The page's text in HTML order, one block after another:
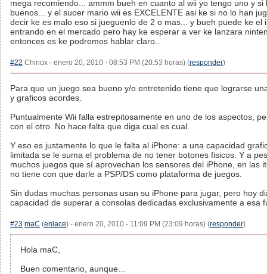
mega recomiendo... ammm bueh en cuanto al wii yo tengo uno y si
buenos... y el suoer mario wii es EXCELENTE asi ke si no lo han
decir ke es malo eso si jueguenlo de 2 o mas... y bueh puede ke el
entrando en el mercado pero hay ke esperar a ver ke lanzara
entonces es ke podremos hablar claro..
#22 Chinox - enero 20, 2010 - 08:53 PM (20:53 horas) (responder)
Para que un juego sea bueno y/o entretenido tiene que lograrse
y graficos acordes.
Puntualmente Wii falla estrepitosamente en uno de los aspectos,
con el otro. No hace falta que diga cual es cual.
Y eso es justamente lo que le falta al iPhone: a una capacidad
limitada se le suma el problema de no tener botones fisicos. Y a
muchos juegos que sí aprovechan los sensores del iPhone, en las
no tiene con que darle a PSP/DS como plataforma de juegos.
Sin dudas muchas personas usan su iPhone para jugar, pero hoy
capacidad de superar a consolas dedicadas exclusivamente a esa
#23 maC (enlace) - enero 20, 2010 - 11:09 PM (23:09 horas) (responder)
Hola maC,
Buen comentario, aunque...